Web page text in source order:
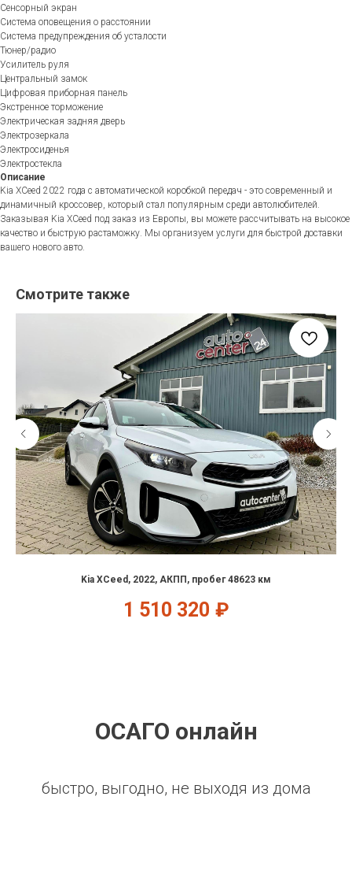
Сенсорный экран
Система оповещения о расстоянии
Система предупреждения об усталости
Тюнер/радио
Усилитель руля
Центральный замок
Цифровая приборная панель
Экстренное торможение
Электрическая задняя дверь
Электрозеркала
Электросиденья
Электростекла
Описание
Kia XCeed 2022 года с автоматической коробкой передач - это современный и
динамичный кроссовер, который стал популярным среди автолюбителей.
Заказывая Kia XCeed под заказ из Европы, вы можете рассчитывать на высокое
качество и быструю растаможку. Мы организуем услуги для быстрой доставки
вашего нового авто.
Смотрите также
Kia XCeed, 2022, АКПП, пробег 48623 км
1 510 320 ₽
ОСАГО онлайн
быстро, выгодно, не выходя из дома